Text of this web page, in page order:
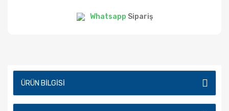
Whatsapp Sipariş
ÜRÜN BILGISI